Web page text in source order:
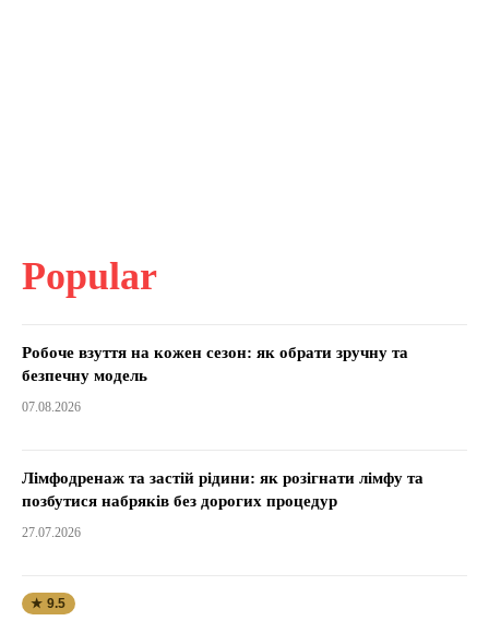
Popular
Робоче взуття на кожен сезон: як обрати зручну та
безпечну модель
07.08.2026
Лімфодренаж та застій рідини: як розігнати лімфу та
позбутися набряків без дорогих процедур
27.07.2026
★ 9.5